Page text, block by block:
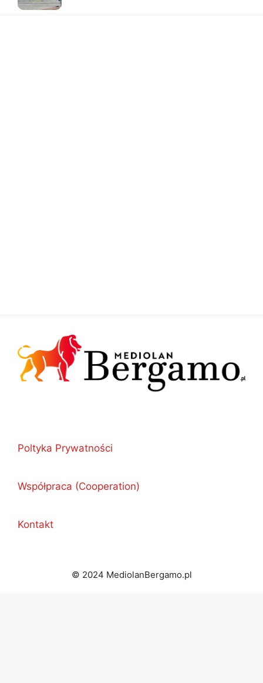
Poltyka Prywatności
Współpraca (Cooperation)
Kontakt
© 2024 MediolanBergamo.pl